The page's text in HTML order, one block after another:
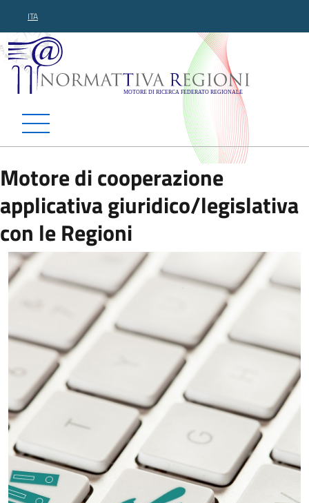
ITA
Normattiva Regioni -
Motore di cooperazione
applicativa giuridico/legislativa
con le Regioni